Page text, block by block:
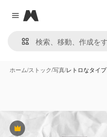
Close menu
Magnific
ホーム/ストック/写真/レトロなタイ
Premium